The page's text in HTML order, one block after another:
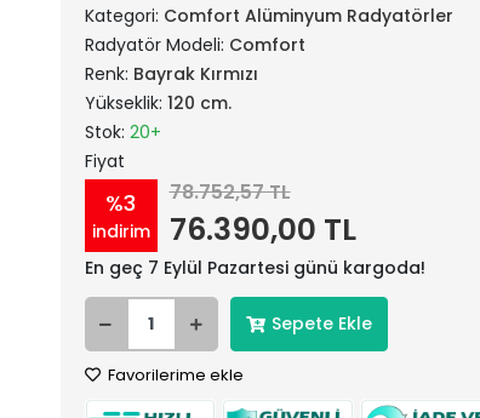
Kategori: Comfort Alüminyum Radyatörler
Radyatör Modeli: Comfort
Renk: Bayrak Kırmızı
Yükseklik: 120 cm.
Stok: 20+
Fiyat
%3
indirim
78.752,57 TL
76.390,00 TL
En geç 7 Eylül Pazartesi günü kargoda!
Sepete Ekle
Favorilerime ekle